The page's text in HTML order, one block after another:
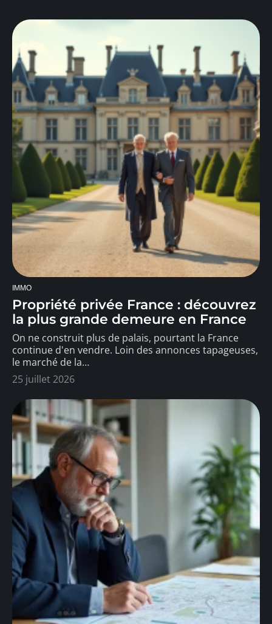
IMMO
Propriété privée France : découvrez
la plus grande demeure en France
On ne construit plus de palais, pourtant la France
continue d'en vendre. Loin des annonces tapageuses,
le marché de la…
25 juillet 2026